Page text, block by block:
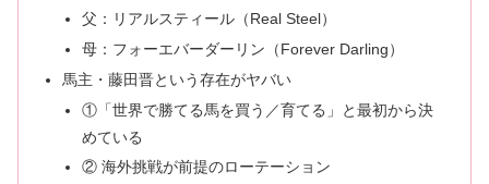
父：リアルスティール（Real Steel）
母：フォーエバーダーリン（Forever Darling）
馬主・藤田晋という存在がヤバい
①「世界で勝てる馬を買う／育てる」と最初から決
めている
② 海外挑戦が前提のローテーション